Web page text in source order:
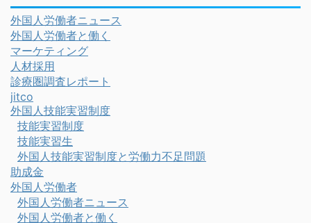
外国人労働者ニュース
外国人労働者と働く
マーケティング
人材採用
診療圏調査レポート
jitco
外国人技能実習制度
技能実習制度
技能実習生
外国人技能実習制度と労働力不足問題
助成金
外国人労働者
外国人労働者ニュース
外国人労働者と働く